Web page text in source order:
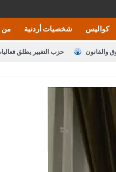
من شخصيات أردنية كواليس
حزب التغيير يطلق والقانون
النواب يقر فاعلة مع الإعلام
دعوة المكلفين بخدمة العلم (الدفعة
القاضي محمود أحمد